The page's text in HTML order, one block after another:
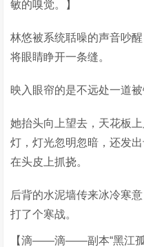
敏的嗅觉。】
林悠被系统聒噪的声音吵
将眼睛睁开一条缝。
映入眼帘的是不远处一道被
她抬头向上望去，天花板
灯，灯光忽明忽暗，还发
在头皮上抓挠。
后背的水泥墙传来冰冷寒
打了个寒战。
【滴——滴——副本“黑江孤